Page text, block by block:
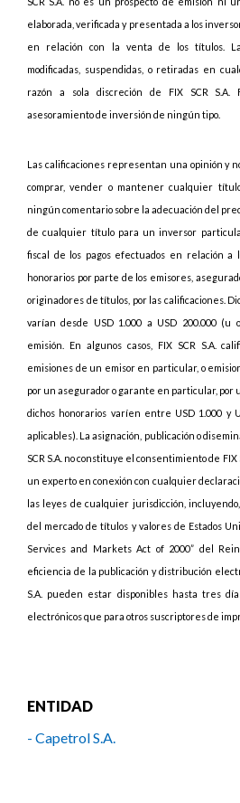
elaborada, verificada y presentada a los
en relación con la venta de los títulos.
modificadas, suspendidas, o retiradas en
razón a sola discreción de FIX SCR S.A.
asesoramiento de inversión de ningún tipo.
Las calificaciones representan una opinión y
comprar, vender o mantener cualquier
ningún comentario sobre la adecuación del
de cualquier título para un inversor
fiscal de los pagos efectuados en relación a
honorarios por parte de los emisores,
originadores de títulos, por las calificaciones.
varían desde USD 1.000 a USD 200.000 (u
emisión. En algunos casos, FIX SCR S.A.
emisiones de un emisor en particular, o
por un asegurador o garante en particular, por
dichos honorarios varíen entre USD 1.000 y
aplicables). La asignación, publicación o
SCR S.A. no constituye el consentimiento de FIX
un experto en conexión con cualquier
las leyes de cualquier jurisdicción,
del mercado de títulos y valores de Estados
Services and Markets Act of 2000” del
eficiencia de la publicación y distribución
S.A. pueden estar disponibles hasta tres
electrónicos que para otros suscriptores de
ENTIDAD
- Capetrol S.A.